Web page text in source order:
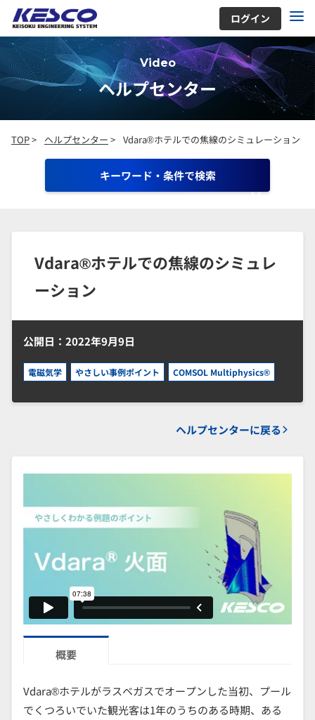
ログイン
Video
ヘルプセンター
TOP> ヘルプセンター > Vdara®ホテルでの焦線のシミュレーション
キーワード・条件で検索
Vdara®ホテルでの焦線のシミュレ
ーション
公開日：2022年9月9日
電磁気学 やさしい事例ポイント COMSOL Multiphysics®
ヘルプセンターに戻る
概要
Vdara®ホテルがラスベガスでオープンした当初、プール
でくつろいでいた観光客は1年のうちのある時期、ある